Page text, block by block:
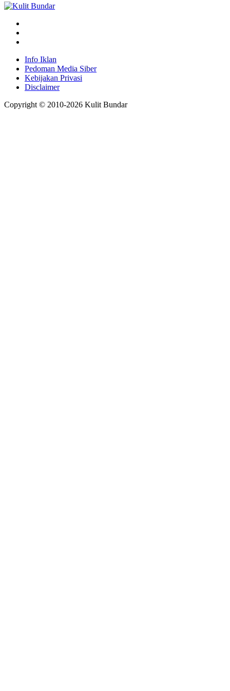
Info Iklan
Pedoman Media Siber
Kebijakan Privasi
Disclaimer
Copyright © 2010-2026 Kulit Bundar